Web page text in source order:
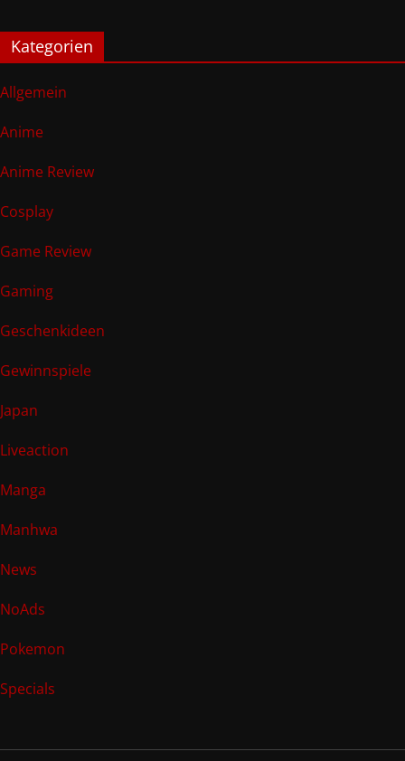
Kategorien
Allgemein
Anime
Anime Review
Cosplay
Game Review
Gaming
Geschenkideen
Gewinnspiele
Japan
Liveaction
Manga
Manhwa
News
NoAds
Pokemon
Specials